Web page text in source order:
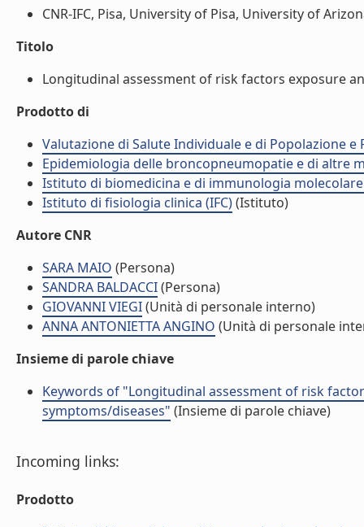
CNR-IFC, Pisa, University of Pisa, University of
Titolo
Longitudinal assessment of risk factors exposure
Prodotto di
Valutazione di Salute Individuale e di Popolazione e
Epidemiologia delle broncopneumopatie e di altre
Istituto di biomedicina e di immunologia
Istituto di fisiologia clinica (IFC)(Istituto)
Autore CNR
SARA MAIO (Persona)
SANDRA BALDACCI(Persona)
GIOVANNI VIEGI(Unità di personale interno)
ANNA ANTONIETTA ANGINO (Unità di personale
Insieme di parole chiave
Keywords of "Longitudinal assessment of risk
symptoms/diseases" (Insieme di parole chiave)
Incoming links:
Prodotto